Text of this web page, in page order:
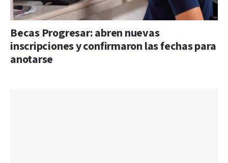
Becas Progresar: abren nuevas
inscripciones y confirmaron las fechas para
anotarse